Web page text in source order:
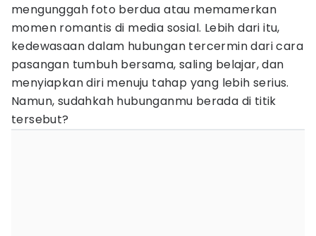
mengunggah foto berdua atau memamerkan
momen romantis di media sosial. Lebih dari itu,
kedewasaan dalam hubungan tercermin dari cara
pasangan tumbuh bersama, saling belajar, dan
menyiapkan diri menuju tahap yang lebih serius.
Namun, sudahkah hubunganmu berada di titik
tersebut?